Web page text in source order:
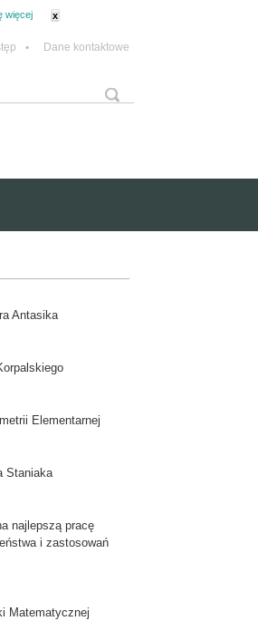
więcej x
• Dane kontaktowe
Antasika
Elementarnej
Staniaka
najlepszą pracę
i zastosowań
Matematycznej